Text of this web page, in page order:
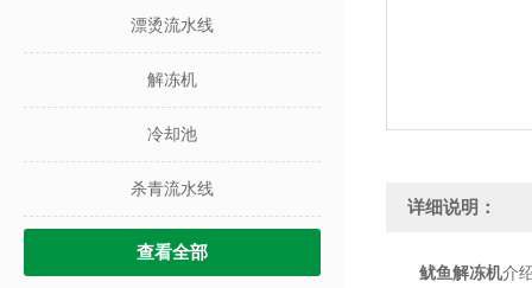
漂烫流水线
解冻机
冷却池
杀青流水线
查看全部
详细说明：
鱿鱼解冻机介